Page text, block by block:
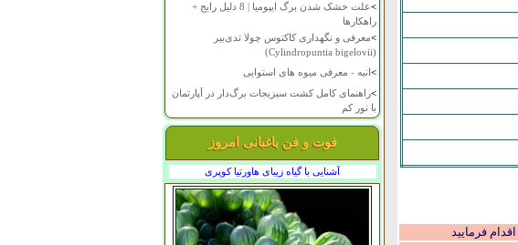
>
علت خشک شدن برگ ایپومیا | 8 دلیل رایج +
راهکارها
>معرفی و نگهداری کاکتوس چولا تدی‌بیر
(Cylindropuntia bigelovii)
>انبه - معرفی میوه های استوایی
>راهنمای کامل کشت سبزیجات برگ‌دار در آپارتمان
با نور کم
فوت و فن باغبانی امروز
آشنایی با گیاه زیبای هاورتیا کوپری
اقدام فرمایید